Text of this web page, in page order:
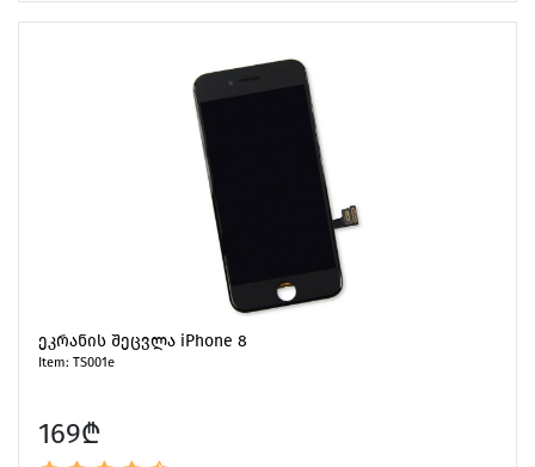
ეკრანის შეცვლა iPhone 8
Item: TS001e
169₾